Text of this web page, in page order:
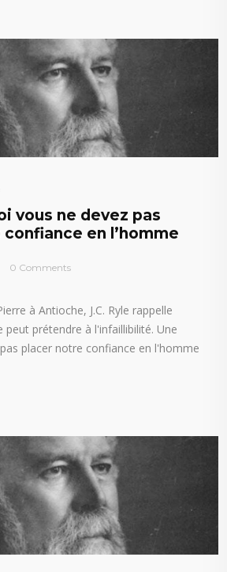
vous ne devez pas
en l’homme
0 Comments
à Antioche, J.C. Ryle rappelle
peut prétendre à l'infaillibilité. Une
placer notre confiance en l'homme